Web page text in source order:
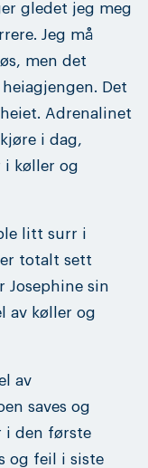
gledet jeg meg
Jeg må
men det
Det
Adrenalinet
i dag,
i køller og
litt surr i
totalt sett
Josephine sin
av køller og
av
saves og
i den første
og feil i siste